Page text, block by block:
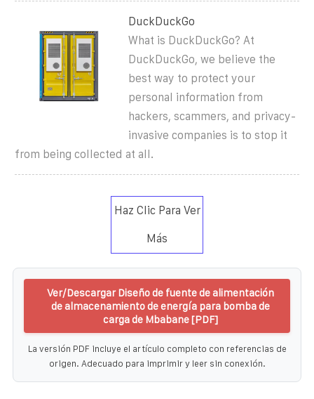
DuckDuckGo
What is DuckDuckGo? At
DuckDuckGo, we believe the
best way to protect your
personal information from
hackers, scammers, and privacy-
invasive companies is to stop it
from being collected at all.
Haz Clic Para Ver
Más
Ver/Descargar Diseño de fuente de alimentación
de almacenamiento de energía para bomba de
carga de Mbabane [PDF]
La versión PDF incluye el artículo completo con referencias de
origen. Adecuado para imprimir y leer sin conexión.